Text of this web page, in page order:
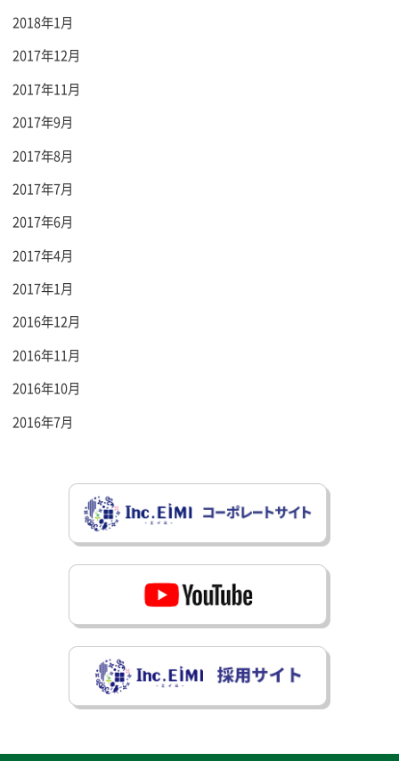
2018年1月
2017年12月
2017年11月
2017年9月
2017年8月
2017年7月
2017年6月
2017年4月
2017年1月
2016年12月
2016年11月
2016年10月
2016年7月